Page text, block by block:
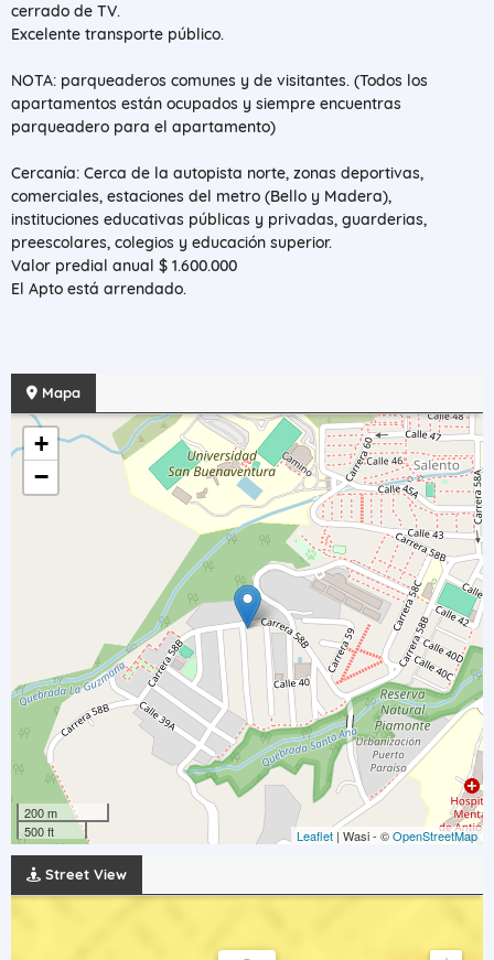
cerrado de TV.
Excelente transporte público.
NOTA: parqueaderos comunes y de visitantes. (Todos los
apartamentos están ocupados y siempre encuentras
parqueadero para el apartamento)
Cercanía: Cerca de la autopista norte, zonas deportivas,
comerciales, estaciones del metro (Bello y Madera),
instituciones educativas públicas y privadas, guarderias,
preescolares, colegios y educación superior.
Valor predial anual $ 1.600.000
El Apto está arrendado.
Mapa
+
−
200 m
500 ft
Leaflet | Wasi - ©OpenStreetMap
Street View